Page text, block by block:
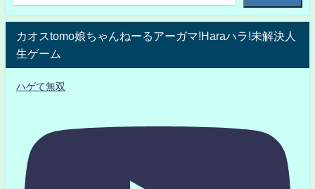
カオスtomo娘ちゃんねーるアーガマ!Haraハラ!未解決人
生ゲーム
ハゲて無双